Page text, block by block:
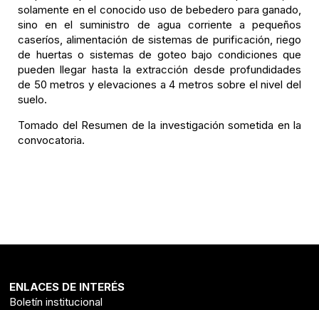
solamente en el conocido uso de bebedero para ganado,
sino en el suministro de agua corriente a pequeños
caseríos, alimentación de sistemas de purificación, riego
de huertas o sistemas de goteo bajo condiciones que
pueden llegar hasta la extracción desde profundidades
de 50 metros y elevaciones a 4 metros sobre el nivel del
suelo.
Tomado del Resumen de la investigación sometida en la
convocatoria.
ENLACES DE INTERÉS
Boletín institucional